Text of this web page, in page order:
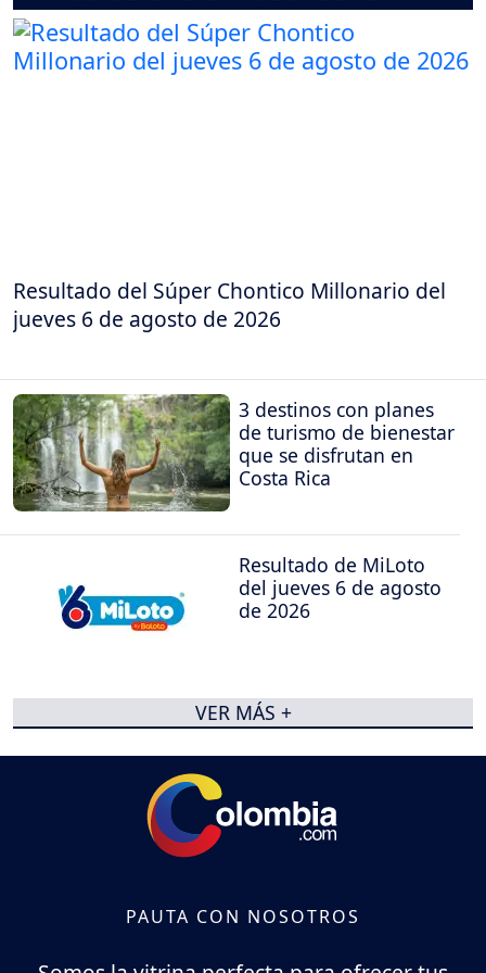
Resultado del Súper Chontico Millonario del
jueves 6 de agosto de 2026
3 destinos con planes
de turismo de bienestar
que se disfrutan en
Costa Rica
Resultado de MiLoto
del jueves 6 de agosto
de 2026
VER MÁS +
PAUTA CON NOSOTROS